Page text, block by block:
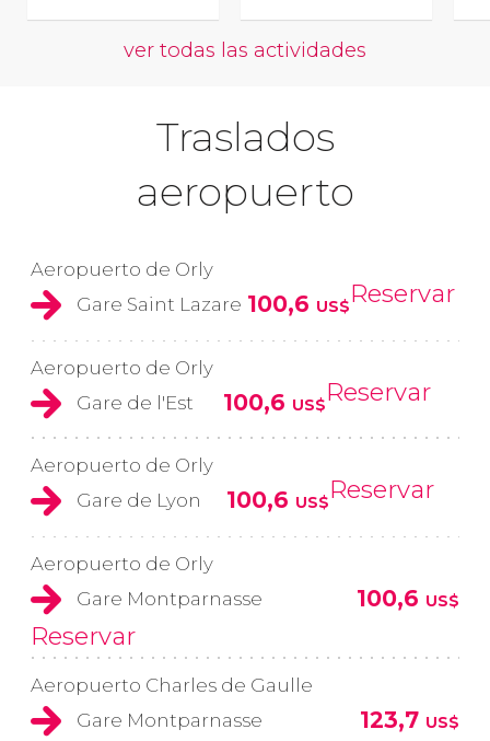
ver todas las actividades
Traslados
aeropuerto
Aeropuerto de Orly
Gare Saint Lazare 100,6 US$Reservar
Aeropuerto de Orly
Gare de l'Est
100,6 US$Reservar
Aeropuerto de Orly
Gare de Lyon
100,6 US$Reservar
Aeropuerto de Orly
Gare Montparnasse
100,6 US$
Reservar
Aeropuerto Charles de Gaulle
Gare Montparnasse
123,7 US$